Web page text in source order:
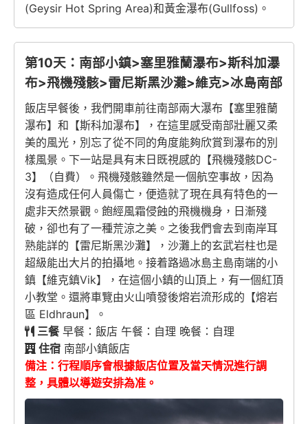
(Geysir Hot Spring Area)和黃金瀑布(Gullfoss)。
第10天：南部小鎮>塞里雅蘭瀑布>斯科加瀑
布>飛機殘骸>雷尼斯黑沙灘>維克>冰島南部
飯店早餐後，我們開車前往南部兩大瀑布【塞里雅蘭
瀑布】和【斯科加瀑布】，在這里感受南部壯麗又柔
美的風光，別忘了從不同的角度能夠欣賞到瀑布的別
樣風景。下一站是具有末日既視感的【飛機殘骸DC-
3】（自費）。飛機殘骸雖然是一個航空事故，因為
沒有造成任何人員傷亡，便造就了現在具有特色的一
處非天然景觀。飽經風霜侵蝕的飛機機身，日漸殘
破，卻也有了一種荒涼之美。之後我們會去到南岸耳
熟能詳的【雷尼斯黑沙灘】，沙灘上的玄武岩柱也是
超級能出大片的拍攝地。接着路過冰島主島南端的小
鎮【維克鎮Vik】，在這個小鎮的山頂上，有一個紅頂
小教堂。還將車覽由火山噴發後熔岩流形成的【熔岩
區 Eldhraun】。
三餐早餐：飯店 午餐：自理 晚餐：自理
住宿 南部小鎮飯店
備注：行程順序會根據飯店位置及當天情況進行調
整，具體以導遊安排為准。